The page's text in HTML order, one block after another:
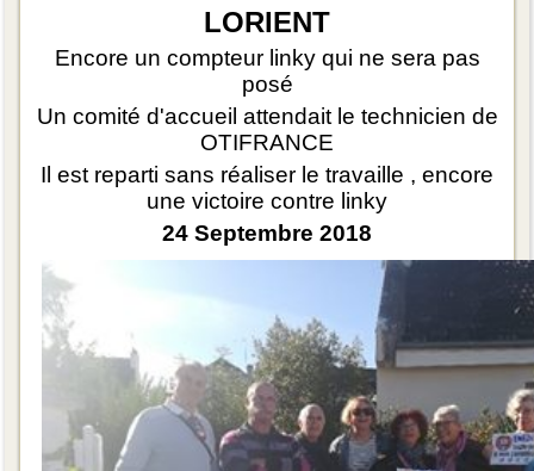
LORIENT
Encore un compteur linky qui ne sera pas
posé
Un comité d'accueil attendait le technicien de
OTIFRANCE
Il est reparti sans réaliser le travaille , encore
une victoire contre linky
24 Septembre 2018